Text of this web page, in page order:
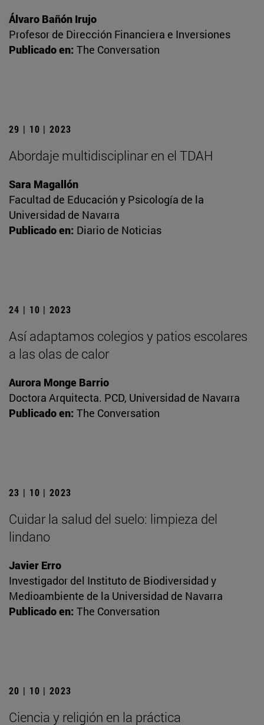
Álvaro Bañón Irujo
Profesor de Dirección Financiera e Inversiones
Publicado en: The Conversation
29 | 10 | 2023
Abordaje multidisciplinar en el TDAH
Sara Magallón
Facultad de Educación y Psicología de la
Universidad de Navarra
Publicado en: Diario de Noticias
24 | 10 | 2023
Así adaptamos colegios y patios escolares
a las olas de calor
Aurora Monge Barrio
Doctora Arquitecta. PCD, Universidad de Navarra
Publicado en: The Conversation
23 | 10 | 2023
Cuidar la salud del suelo: limpieza del
lindano
Javier Erro
Investigador del Instituto de Biodiversidad y
Medioambiente de la Universidad de Navarra
Publicado en: The Conversation
20 | 10 | 2023
Ciencia y religión en la práctica